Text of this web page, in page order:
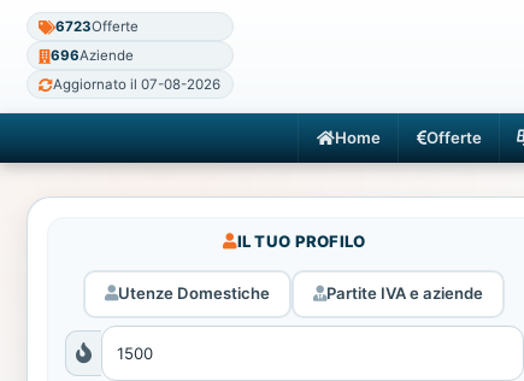
6723Offerte
696Aziende
Aggiornato il 07-08-2026
Home Offerte
IL TUO PROFILO
Utenze Domestiche Partite IVA e aziende